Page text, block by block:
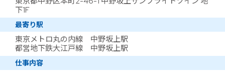
下1F
最寄り駅
東京メトロ丸の内線 中野坂上駅
都営地下鉄大江戸線 中野坂上駅
仕事内容